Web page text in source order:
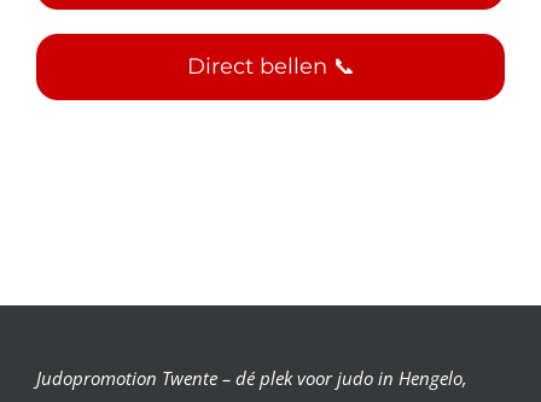
Direct bellen 📞
Judopromotion Twente – dé plek voor judo in Hengelo,